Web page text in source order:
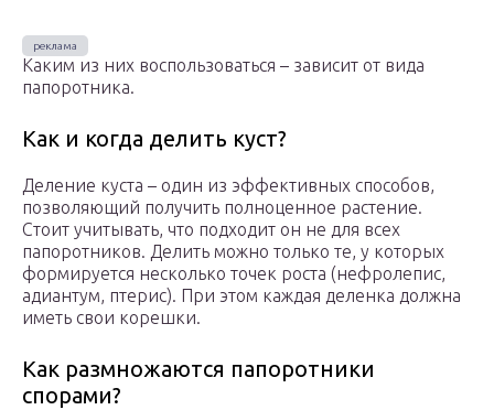
Каким из них воспользоваться – зависит от вида
папоротника.
Как и когда делить куст?
Деление куста – один из эффективных способов,
позволяющий получить полноценное растение.
Стоит учитывать, что подходит он не для всех
папоротников. Делить можно только те, у которых
формируется несколько точек роста (нефролепис,
адиантум, птерис). При этом каждая деленка должна
иметь свои корешки.
Как размножаются папоротники
спорами?